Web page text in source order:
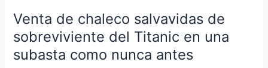
Venta de chaleco salvavidas de
sobreviviente del Titanic en una
subasta como nunca antes
Venta
chaleco
salvavidas